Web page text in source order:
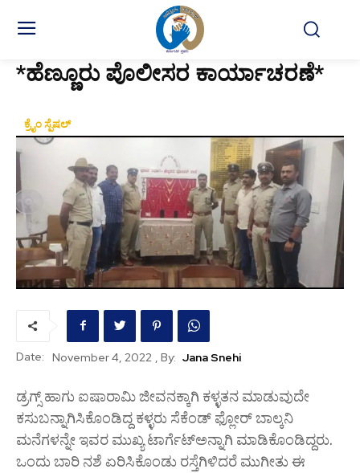
*ಹೆಣ್ಣೂರು ಪೊಲೀಸರ ಕಾರ್ಯಾಚರಣೆ*
ಕ್ರೈಂ ಸ್ಪೆಷಲ್
Date: November 4, 2022 , By: Jana Snehi
ಡ್ರಗ್ಸ್ ಹಾಗು ಐಷಾರಾಮಿ ಜೀವನಕ್ಕಾಗಿ ಕಳ್ಳತನ ಮಾಡುವುದೇ
ಕಸುಬನ್ನಾಗಿಸಿಕೊಂಡಿದ್ದ ಕಳ್ಳರು ಸೆಕೆಂಡ್ ಫ್ಲೋರ್ ಬಾಲ್ಕನಿ
ಮನೆಗಳನ್ನೇ ಇವರ ಮುಖ್ಯ ಟಾರ್ಗೆಟ್ಅನ್ನಾಗಿ ಮಾಡಿಕೊಂಡಿದ್ದರು.
ಒಂದು ಬಾರಿ ನಶೆ ಏರಿಸಿಕೊಂಡು ರಸ್ತೆಗಿಳಿದರೆ ಮುಗೀತು ಈ